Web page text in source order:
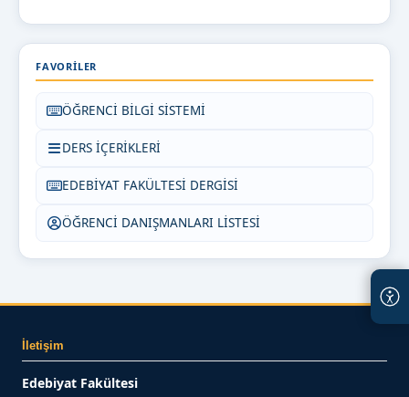
FAVORILER
ÖĞRENCİ BİLGİ SİSTEMİ
DERS İÇERİKLERİ
EDEBİYAT FAKÜLTESİ DERGİSİ
ÖĞRENCİ DANIŞMANLARI LİSTESİ
İletişim
Edebiyat Fakültesi